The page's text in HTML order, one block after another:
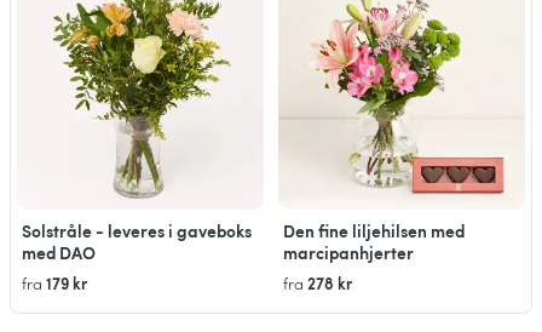
Solstråle - leveres i gaveboks
med DAO
fra 179 kr
Den fine liljehilsen med
marcipanhjerter
fra 278 kr